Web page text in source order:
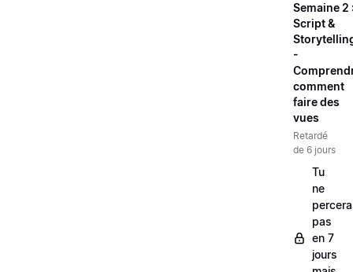
Semaine 2
Script &
-
comment
faire des
vues
Retardé
de 6 jours
Tu
ne
pas
en 7
jours